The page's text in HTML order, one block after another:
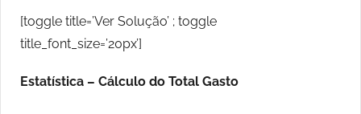
[toggle title=’Ver Solução’ ; toggle
title_font_size=’20px’]
Estatística – Cálculo do Total Gasto